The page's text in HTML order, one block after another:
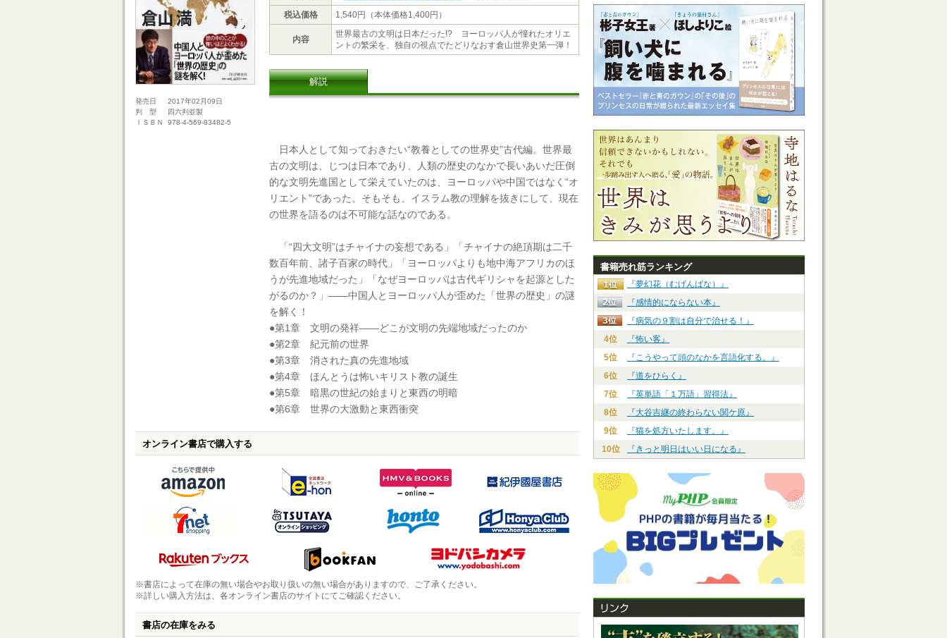
発売日
2017年02月09日
判 型
四六判並製
ＩＳＢＮ
978-4-569-83482-5
税込価格
1,540円（本体価格1,400円）
内容
世界最古の文明は日本だった!? ヨーロッパ人が憧れたオリエ
ントの繁栄を、独自の視点でたどりなおす倉山世界史第一弾！
解説
日本人として知っておきたい“教養としての世界史”古代編。世界最
古の文明は、じつは日本であり、人類の歴史のなかで長いあいだ圧倒
的な文明先進国として栄えていたのは、ヨーロッパや中国ではなく“オ
リエント”であった。そもそも、イスラム教の理解を抜きにして、現在
の世界を語るのは不可能な話なのである。
「“四大文明”はチャイナの妄想である」「チャイナの絶頂期は二千
数百年前、諸子百家の時代」「ヨーロッパよりも地中海アフリカのほ
うが先進地域だった」「なぜヨーロッパは古代ギリシャを起源とした
がるのか？」――中国人とヨーロッパ人が歪めた「世界の歴史」の謎
を解く！
●第1章 文明の発祥――どこが文明の先端地域だったのか
●第2章 紀元前の世界
●第3章 消された真の先進地域
●第4章 ほんとうは怖いキリスト教の誕生
●第5章 暗黒の世紀の始まりと東西の明暗
●第6章 世界の大激動と東西衝突
オンライン書店で購入する
※書店によって在庫の無い場合やお取り扱いの無い場合がありますので、ご了承ください。
※詳しい購入方法は、各オンライン書店のサイトにてご確認ください。
書店の在庫をみる
書籍売れ筋ランキング
『夢幻花（むげんばな）』
『感情的にならない本』
『病気の９割は自分で治せる！』
4位
『怖い客』
5位
『こうやって頭のなかを言語化する。』
6位
『道をひらく』
7位
『英単語「１万語」習得法』
8位
『大谷吉継の終わらない関ケ原』
9位
『猫を処方いたします。』
10位
『きっと明日はいい日になる』